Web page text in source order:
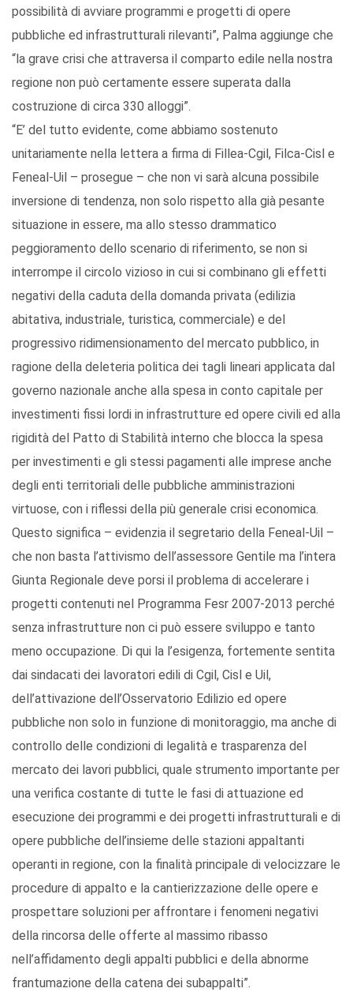
possibilità di avviare programmi e progetti di opere
pubbliche ed infrastrutturali rilevanti”, Palma aggiunge che
“la grave crisi che attraversa il comparto edile nella nostra
regione non può certamente essere superata dalla
costruzione di circa 330 alloggi”.
“E’ del tutto evidente, come abbiamo sostenuto
unitariamente nella lettera a firma di Fillea-Cgil, Filca-Cisl e
Feneal-Uil – prosegue – che non vi sarà alcuna possibile
inversione di tendenza, non solo rispetto alla già pesante
situazione in essere, ma allo stesso drammatico
peggioramento dello scenario di riferimento, se non si
interrompe il circolo vizioso in cui si combinano gli effetti
negativi della caduta della domanda privata (edilizia
abitativa, industriale, turistica, commerciale) e del
progressivo ridimensionamento del mercato pubblico, in
ragione della deleteria politica dei tagli lineari applicata dal
governo nazionale anche alla spesa in conto capitale per
investimenti fissi lordi in infrastrutture ed opere civili ed alla
rigidità del Patto di Stabilità interno che blocca la spesa
per investimenti e gli stessi pagamenti alle imprese anche
degli enti territoriali delle pubbliche amministrazioni
virtuose, con i riflessi della più generale crisi economica.
Questo significa – evidenzia il segretario della Feneal-Uil –
che non basta l’attivismo dell’assessore Gentile ma l’intera
Giunta Regionale deve porsi il problema di accelerare i
progetti contenuti nel Programma Fesr 2007-2013 perché
senza infrastrutture non ci può essere sviluppo e tanto
meno occupazione. Di qui la l’esigenza, fortemente sentita
dai sindacati dei lavoratori edili di Cgil, Cisl e Uil,
dell’attivazione dell’Osservatorio Edilizio ed opere
pubbliche non solo in funzione di monitoraggio, ma anche di
controllo delle condizioni di legalità e trasparenza del
mercato dei lavori pubblici, quale strumento importante per
una verifica costante di tutte le fasi di attuazione ed
esecuzione dei programmi e dei progetti infrastrutturali e di
opere pubbliche dell’insieme delle stazioni appaltanti
operanti in regione, con la finalità principale di velocizzare le
procedure di appalto e la cantierizzazione delle opere e
prospettare soluzioni per affrontare i fenomeni negativi
della rincorsa delle offerte al massimo ribasso
nell’affidamento degli appalti pubblici e della abnorme
frantumazione della catena dei subappalti”.